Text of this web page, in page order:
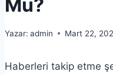
Mu?
Yazar: admin Mart 22,
Haberleri takip etme